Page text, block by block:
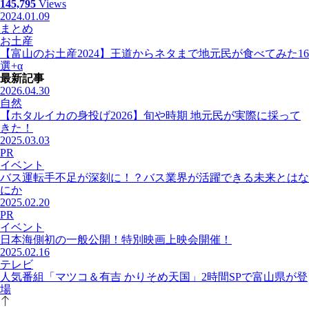
145,795 Views
2024.01.09
まとめ
お土産
【富山のお土産2024】王道からネタまで地元民が食べてみた16
選+α
最新記事
2026.04.30
自然
【ホタルイカの身投げ2026】旬や時期 地元民が実際に採って
きた！
2025.03.03
PR
イベント
バス運転手不足が深刻に！？バス業界が活躍できる未来とはな
にか
2025.02.20
PR
イベント
日本海側初の一般公開！特別映画上映会開催！
2025.02.16
テレビ
人気番組「マツコ＆有吉 かりそめ天国」2時間SPで富山県が登
場